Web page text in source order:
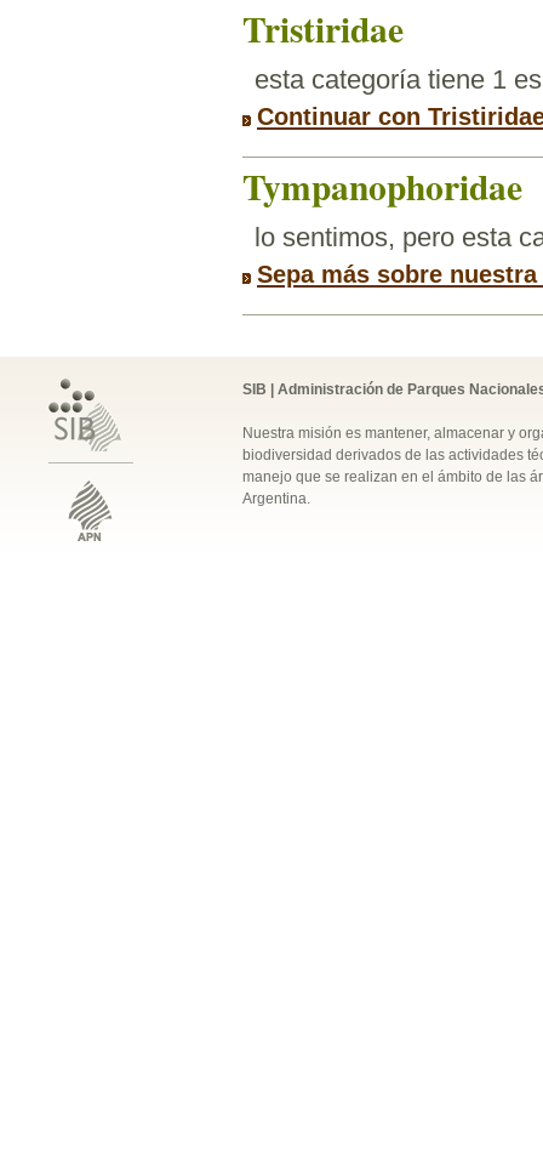
Tristiridae
esta categoría tiene 1
Continuar con
Tympanophoridae
lo sentimos, pero esta
Sepa más sobre
SIB | Administración de Parques
Nuestra misión es mantener, almacenar y
biodiversidad derivados de las actividades
manejo que se realizan en el ámbito de las
Argentina.